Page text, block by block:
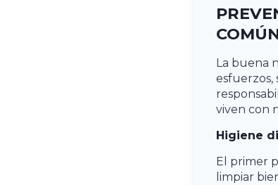
La buena
esfuerzos,
viven con
Higiene
El primer
limpiar